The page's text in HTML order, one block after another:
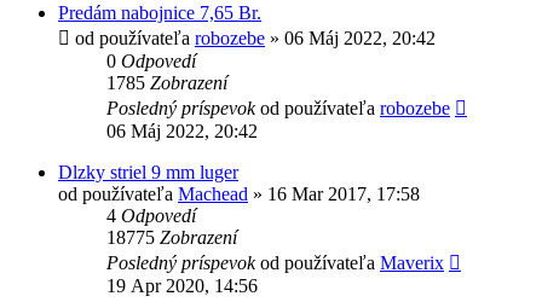
Predám nabojnice 7,65 Br.
od používateľa robozebe » 06 Máj 2022, 20:42
0 Odpovedí
1785 Zobrazení
Posledný príspevokod používateľa robozebe
06 Máj 2022, 20:42
Dlzky striel 9 mm luger
od používateľa Machead » 16 Mar 2017, 17:58
4 Odpovedí
18775 Zobrazení
Posledný príspevokod používateľa Maverix
19 Apr 2020, 14:56